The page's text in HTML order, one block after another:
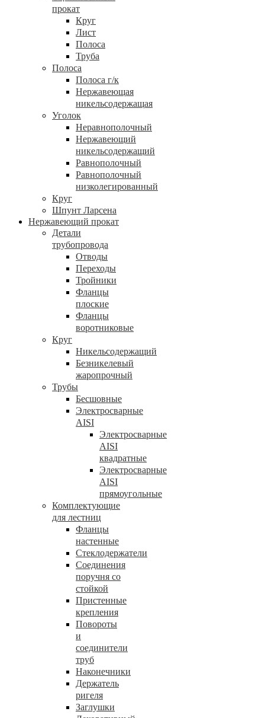
прокат
Круг
Лист
Полоса
Труба
Полоса
Полоса г/к
Нержавеющая
никельсодержащая
Уголок
Неравнополочный
Нержавеющий
никельсодержащий
Равнополочный
Равнополочный
низколегированный
Круг
Шпунт Ларсена
Нержавеющий прокат
Детали
трубопровода
Отводы
Переходы
Тройники
Фланцы
плоские
Фланцы
воротниковые
Круг
Никельсодержащий
Безникелевый
жаропрочный
Трубы
Бесшовные
Электросварные
AISI
Электросварные
AISI
квадратные
Электросварные
AISI
прямоугольные
Комплектующие
для лестниц
Фланцы
настенные
Стеклодержатели
Соединения
поручня со
стойкой
Пристенные
крепления
Повороты
и
соединители
труб
Наконечники
Держатель
ригеля
Заглушки